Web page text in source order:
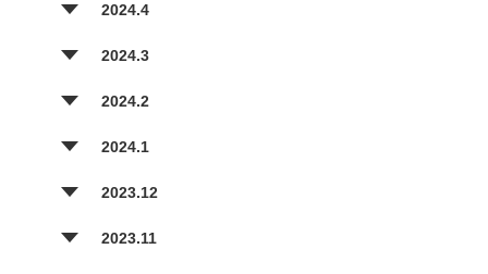
2024.4
2024.3
2024.2
2024.1
2023.12
2023.11